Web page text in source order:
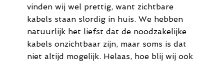
vinden wij wel prettig, want zichtbare
kabels staan slordig in huis. We hebben
natuurlijk het liefst dat de noodzakelijke
kabels onzichtbaar zijn, maar soms is dat
niet altijd mogelijk. Helaas, hoe blij wij ook